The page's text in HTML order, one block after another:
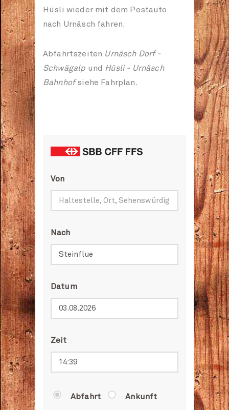
Hüsli wieder mit dem Postauto
nach Urnäsch fahren.
Abfahrtszeiten Urnäsch Dorf -
Schwägalp und Hüsli - Urnäsch
Bahnhofsiehe Fahrplan.
Von
Nach
Datum
Zeit
Abfahrt Ankunft